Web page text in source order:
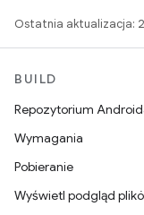
Ostatnia aktualizacja:
BUILD
Repozytorium
Wymagania
Pobieranie
Wyświetl podgląd